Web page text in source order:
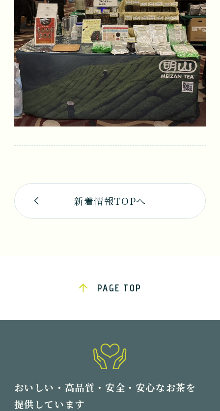
新着情報TOPへ
PAGE TOP
おいしい・高品質・安全・安心なお茶を
提供しています